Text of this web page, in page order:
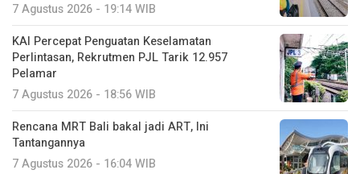
7 Agustus 2026 - 19:14 WIB
KAI Percepat Penguatan Keselamatan
Perlintasan, Rekrutmen PJL Tarik 12.957
Pelamar
7 Agustus 2026 - 18:56 WIB
Rencana MRT Bali bakal jadi ART, Ini
Tantangannya
7 Agustus 2026 - 16:04 WIB